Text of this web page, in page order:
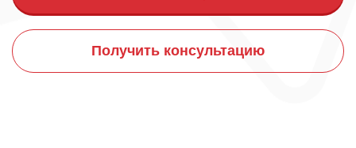
Получить консультацию